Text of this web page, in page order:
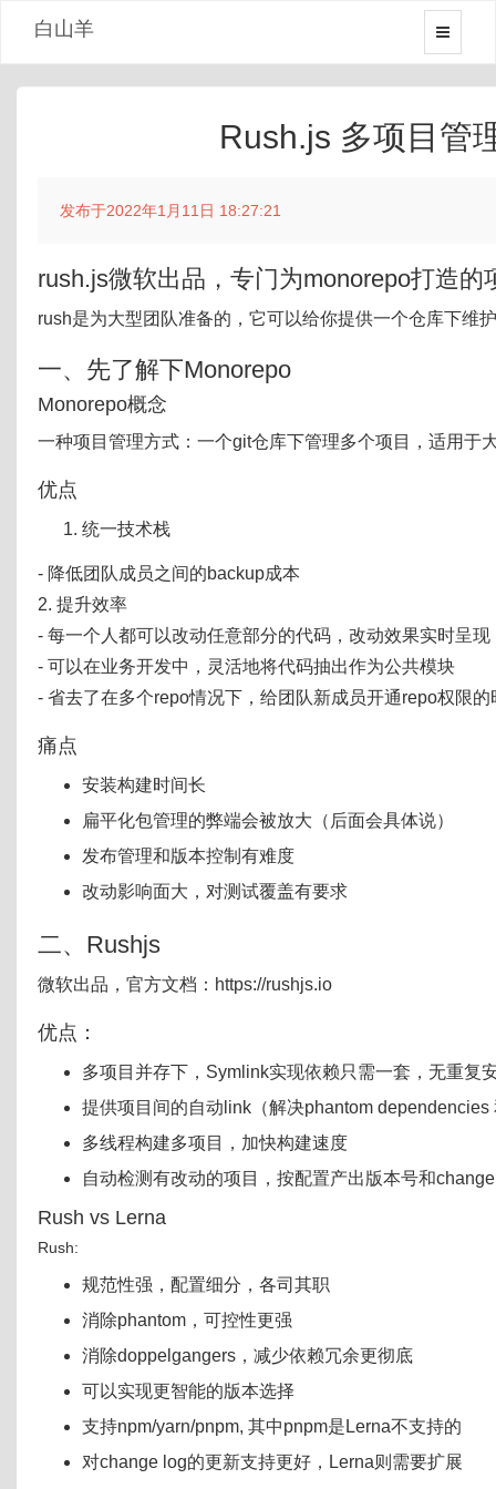
白山羊
Rush.js 多项目管
发布于2022年1月11日 18:27:21
rush.js微软出品，专门为monorepo打造的
rush是为大型团队准备的，它可以给你提供一个仓库下维
一、先了解下Monorepo
Monorepo概念
一种项目管理方式：一个git仓库下管理多个项目，适用于
优点
统一技术栈
- 降低团队成员之间的backup成本
2. 提升效率
- 每一个人都可以改动任意部分的代码，改动效果实时呈现
- 可以在业务开发中，灵活地将代码抽出作为公共模块
- 省去了在多个repo情况下，给团队新成员开通repo权限的
痛点
安装构建时间长
扁平化包管理的弊端会被放大（后面会具体说）
发布管理和版本控制有难度
改动影响面大，对测试覆盖有要求
二、Rushjs
微软出品，官方文档：https://rushjs.io
优点：
多项目并存下，Symlink实现依赖只需一套，无重复
提供项目间的自动link（解决phantom dependencies
多线程构建多项目，加快构建速度
自动检测有改动的项目，按配置产出版本号和
Rush vs Lerna
Rush:
规范性强，配置细分，各司其职
消除phantom，可控性更强
消除doppelgangers，减少依赖冗余更彻底
可以实现更智能的版本选择
支持npm/yarn/pnpm, 其中pnpm是Lerna不支持的
对change log的更新支持更好，Lerna则需要扩展